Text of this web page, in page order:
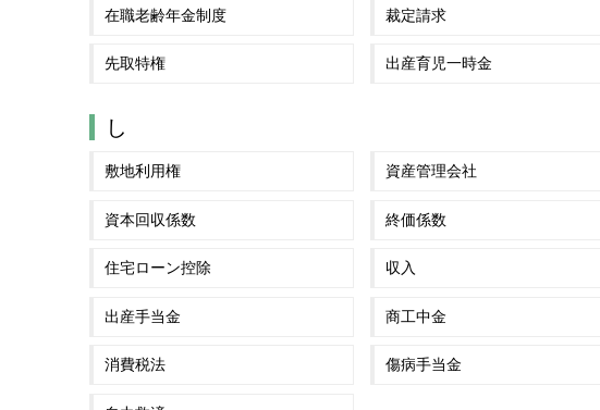
在職老齢年金制度 裁定請求
先取特権 出産育児一時金
し
敷地利用権 資産管理会社
資本回収係数 終価係数
住宅ローン控除 収入
出産手当金 商工中金
消費税法 傷病手当金